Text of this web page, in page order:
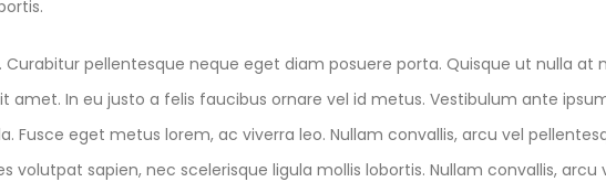
pellentesque neque eget diam posuere porta. Quisque ut nulla at
amet. In eu justo a felis faucibus ornare vel id metus. Vestibulum ante
Fusce eget metus lorem, ac viverra leo. Nullam convallis, arcu vel
volutpat sapien, nec scelerisque ligula mollis lobortis. Nullam convallis, arcu